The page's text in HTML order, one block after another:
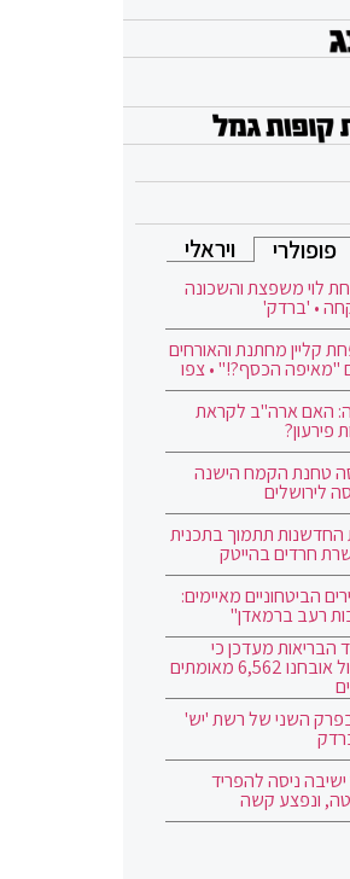
פופולרי ויראלי
לוי משפצת והשכונה
• 'ברדק'
קליין מחתנת והאורחים
"מאיפה הכסף?!" • צפו
האם ארה"ב לקראת
פירעון?
טחנת הקמח הישנה
לירושלים
החדשנות תתמוך בתכנית
חרדים בהייטק
הביטחוניים מאיימים:
רעב ברמאדן"
הבריאות מעדכן כי
אתמול אובחנו 6,562 מאומתים
השני של רשת 'יש'
ניסה להפריד
ונפצע קשה